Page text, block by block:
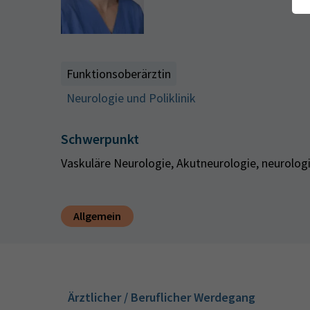
Funktionsoberärztin
Neurologie und Poliklinik
Schwerpunkt
Vaskuläre Neurologie, Akutneurologie,
Allgemein
Ärztlicher / Beruflicher Werdegang